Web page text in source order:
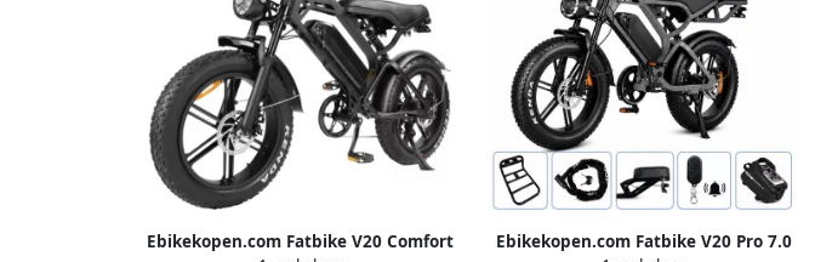
Ebikekopen.com Fatbike V20 Comfort
Ebikekopen.com Fatbike V20 Pro 7.0